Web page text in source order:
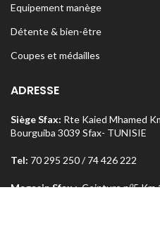
Equipement manège
Détente & bien-être
Coupes et médailles
ADRESSE
Siège Sfax: Rte Kaied Mhamed
Bourguiba 3039 Sfax- TUNISIE
Tel: 70 295 250 / 74 426 222
Magasin Sfax :Ceinture no5 Km